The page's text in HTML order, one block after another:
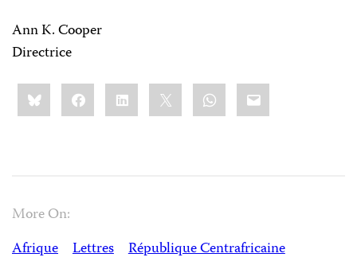
Ann K. Cooper
Directrice
Share
this:BlueskyFacebookLinkedIn WhatsApp
Email
More On:
Afrique
Lettres
République Centrafricaine